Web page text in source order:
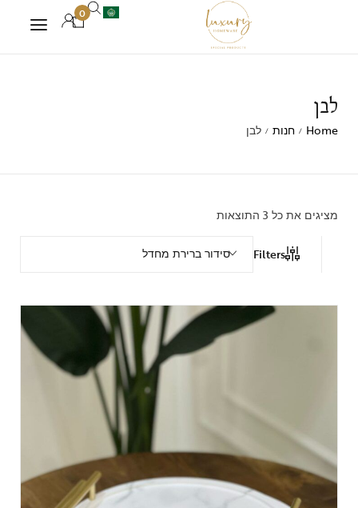
0
לבן
Home
/ חנות / לבן
מציגים את כל ⁦3⁩ התוצאות
Filters סידור ברירת מחדל